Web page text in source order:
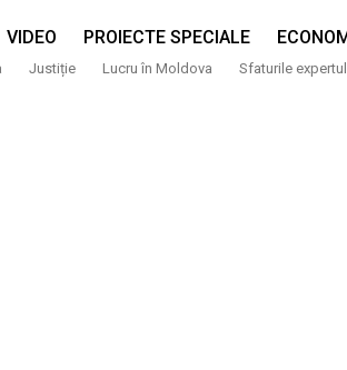
VIDEO PROIECTE SPECIALE
Justiție Lucru în Moldova Sfaturile